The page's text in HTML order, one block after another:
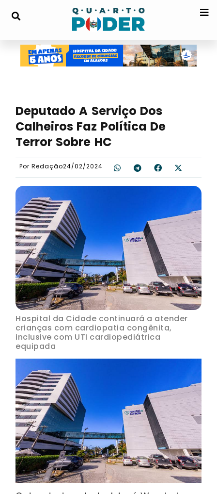
Deputado A Serviço Dos
Calheiros Faz Política De
Terror Sobre HC
Por Redação24/02/2024
Hospital da Cidade continuará a atender
crianças com cardiopatia congênita,
inclusive com UTI cardiopediátrica
equipada